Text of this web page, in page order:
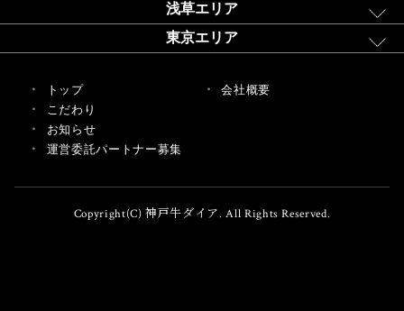
浅草エリア
東京エリア
トップ
こだわり
お知らせ
運営委託パートナー募集
会社概要
Copyright(C) 神戸牛ダイア. All Rights Reserved.